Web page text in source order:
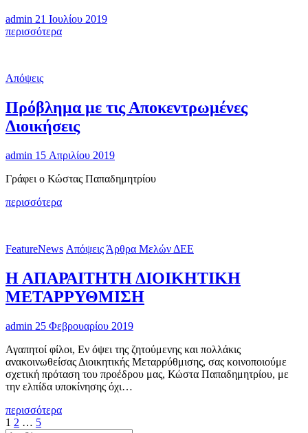
admin 21 Ιουλίου 2019
περισσότεραΠΑΛΙΝΔΡΟΜΗΣΗ
ΤΟ
Π.Δ.
84/2019
Απόψεις
Πρόβλημα με τις Αποκεντρωμένες
Διοικήσεις
admin 15 Απριλίου 2019
Γράφει ο Κώστας Παπαδημητρίου
περισσότεραΠρόβλημα
Διοικήσεις
FeatureNews Απόψεις Άρθρα Μελών ΔΕΕ
Η ΑΠΑΡΑΙΤΗΤΗ ΔΙΟΙΚΗΤΙΚΗ
ΜΕΤΑΡΡΥΘΜΙΣΗ
admin 25 Φεβρουαρίου 2019
Αγαπητοί φίλοι, Εν όψει της ζητούμενης και πολλάκις
ανακοινωθείσας Διοικητικής Μεταρρύθμισης, σας κοινοποιούμε
σχετική πρόταση του προέδρου μας, Κώστα Παπαδημητρίου, με
την ελπίδα υποκίνησης όχι…
περισσότεραΗ
Σελιδοποίηση
Page
1 Page
2 … Page
5Next